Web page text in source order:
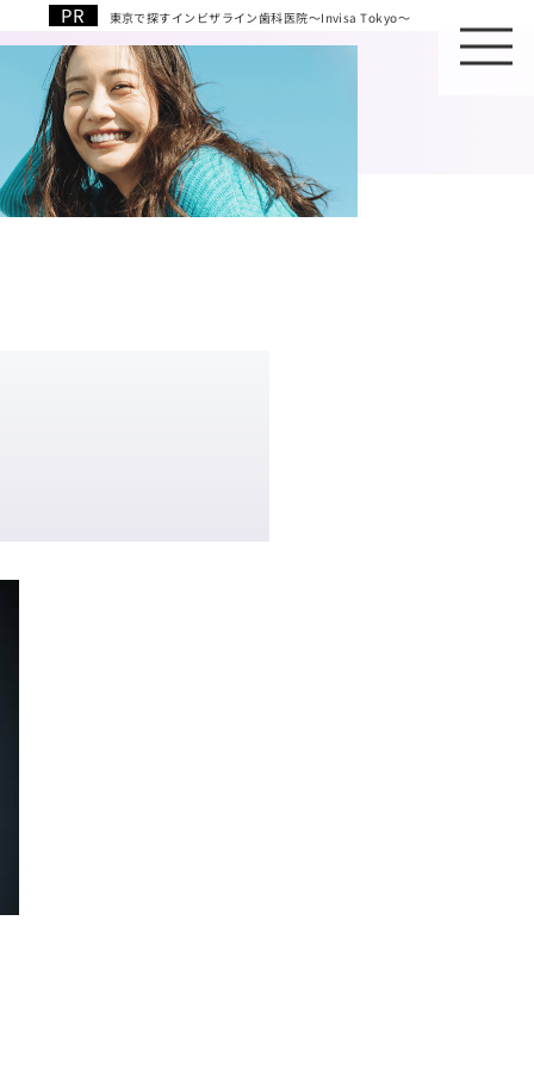
東京で探すインビザライン歯科医院～Invisa Tokyo～